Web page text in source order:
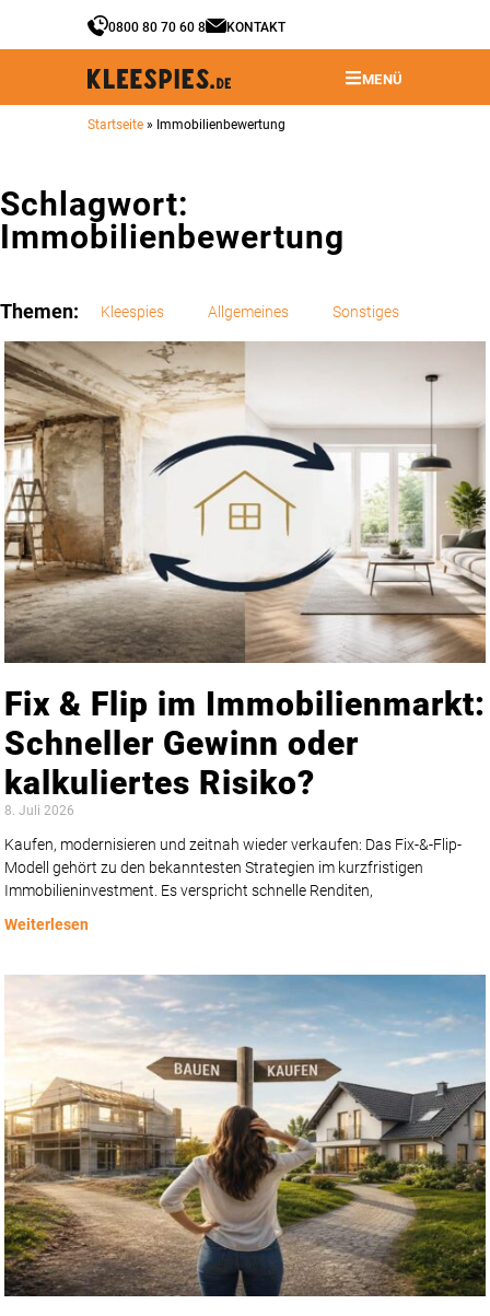
0800 80 70 60 8 KONTAKT
MENÜ
Startseite » Immobilienbewertung
Schlagwort:
Immobilienbewertung
Themen: Kleespies Allgemeines Sonstiges
Fix & Flip im Immobilienmarkt:
Schneller Gewinn oder
kalkuliertes Risiko?
8. Juli 2026
Kaufen, modernisieren und zeitnah wieder verkaufen: Das Fix-&-Flip-
Modell gehört zu den bekanntesten Strategien im kurzfristigen
Immobilieninvestment. Es verspricht schnelle Renditen,
Weiterlesen